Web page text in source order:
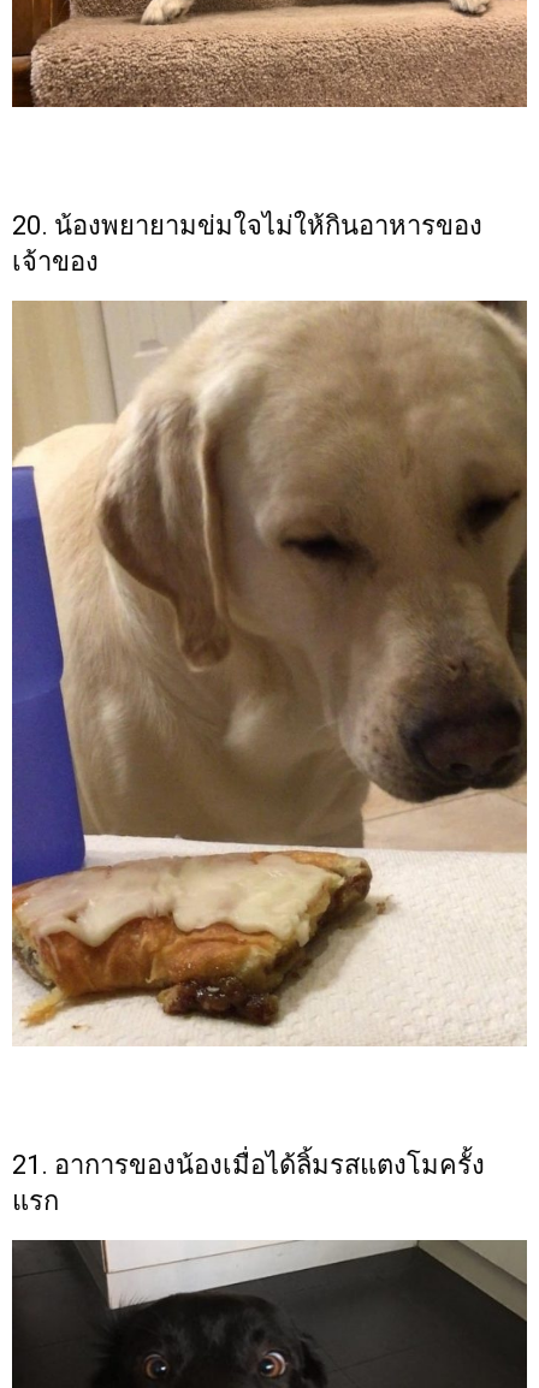
20. น้องพยายามข่มใจไม่ให้กินอาหารของ
เจ้าของ
21. อาการของน้องเมื่อได้ลิ้มรสแตงโมครั้ง
แรก